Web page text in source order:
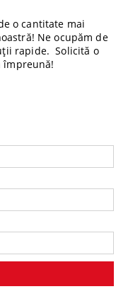
o cantitate mai
Ne ocupăm de
rapide. Solicită o
împreună!